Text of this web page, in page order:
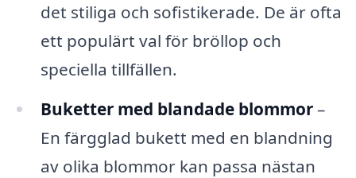
det stiliga och sofistikerade. De är ofta
ett populärt val för bröllop och
speciella tillfällen.
Buketter med blandade blommor–
En färgglad bukett med en blandning
av olika blommor kan passa nästan